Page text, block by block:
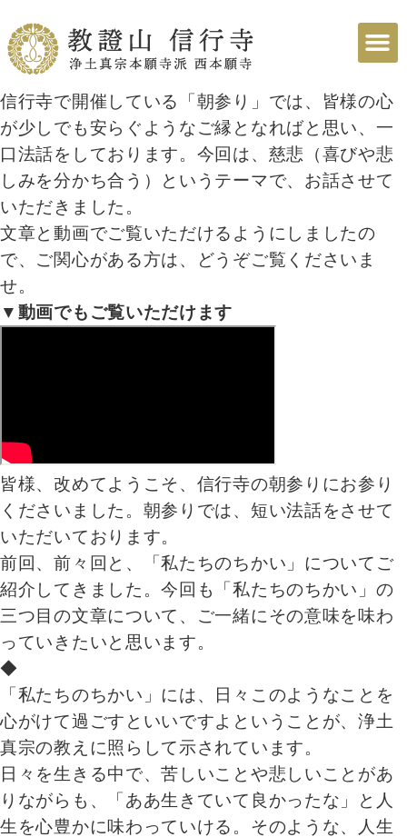
信行寺で開催している「朝参り」では、皆様の心
が少しでも安らぐようなご縁となればと思い、一
口法話をしております。今回は、慈悲（喜びや悲
しみを分かち合う）というテーマで、お話させて
いただきました。
文章と動画でご覧いただけるようにしましたの
で、ご関心がある方は、どうぞご覧くださいま
せ。
▼動画でもご覧いただけます
皆様、改めてようこそ、信行寺の朝参りにお参り
くださいました。朝参りでは、短い法話をさせて
いただいております。
前回、前々回と、「私たちのちかい」についてご
紹介してきました。今回も「私たちのちかい」の
三つ目の文章について、ご一緒にその意味を味わ
っていきたいと思います。
◆
「私たちのちかい」には、日々このようなことを
心がけて過ごすといいですよということが、浄土
真宗の教えに照らして示されています。
日々を生きる中で、苦しいことや悲しいことがあ
りながらも、「ああ生きていて良かったな」と人
生を心豊かに味わっていける。そのような、人生